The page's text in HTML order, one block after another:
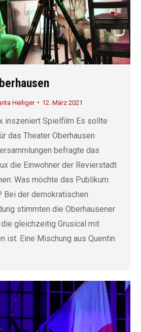
Heiliger 12. März 2021
inszeniert Spielfilm Es sollte
das Theater Oberhausen
befragte das
die Einwohner der Revierstadt
Was möchte das Publikum
Bei der demokratischen
stimmten die Oberhausener
gleichzeitig Grusical mit
ist. Eine Mischung aus Quentin